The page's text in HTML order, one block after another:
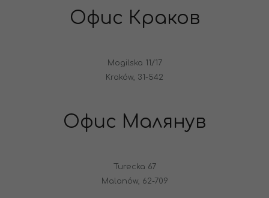
Офис Краков
Mogilska 11/17
Kraków, 31-542
Офис Малянув
Turecka 67
Malanów, 62-709